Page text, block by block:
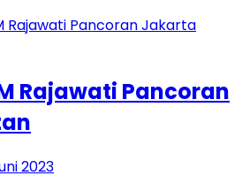
Rajawati Pancoran
2023